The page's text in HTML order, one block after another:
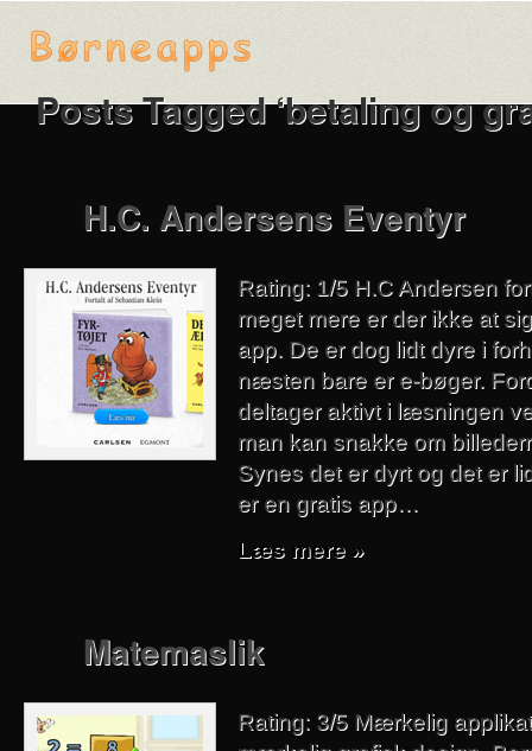
Posts Tagged ‘betaling og
H.C. Andersens Eventyr
Rating: 1/5 H.C Andersen
meget mere er der ikke at
app. De er dog lidt dyre i
næsten bare er e-bøger.
deltager aktivt i læsningen
man kan snakke om
Synes det er dyrt og det er
er en gratis app…
Læs mere »
Matemaslik
Rating: 3/5 Mærkelig